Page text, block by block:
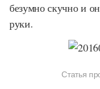
безумно скучно и
руки.
Статья